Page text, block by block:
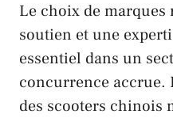
Le choix de marques
soutien et une
essentiel dans un
concurrence accrue.
des scooters chinois